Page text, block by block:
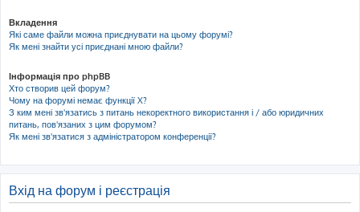
Вкладення
Які саме файли можна приєднувати на цьому форумі?
Як мені знайти усі приєднані мною файли?
Інформація про phpBB
Хто створив цей форум?
Чому на форумі немає функції X?
З ким мені зв'язатись з питань некоректного використання і / або юридичних
питань, пов'язаних з цим форумом?
Як мені зв'язатися з адміністратором конференції?
Вхід на форум і реєстрація